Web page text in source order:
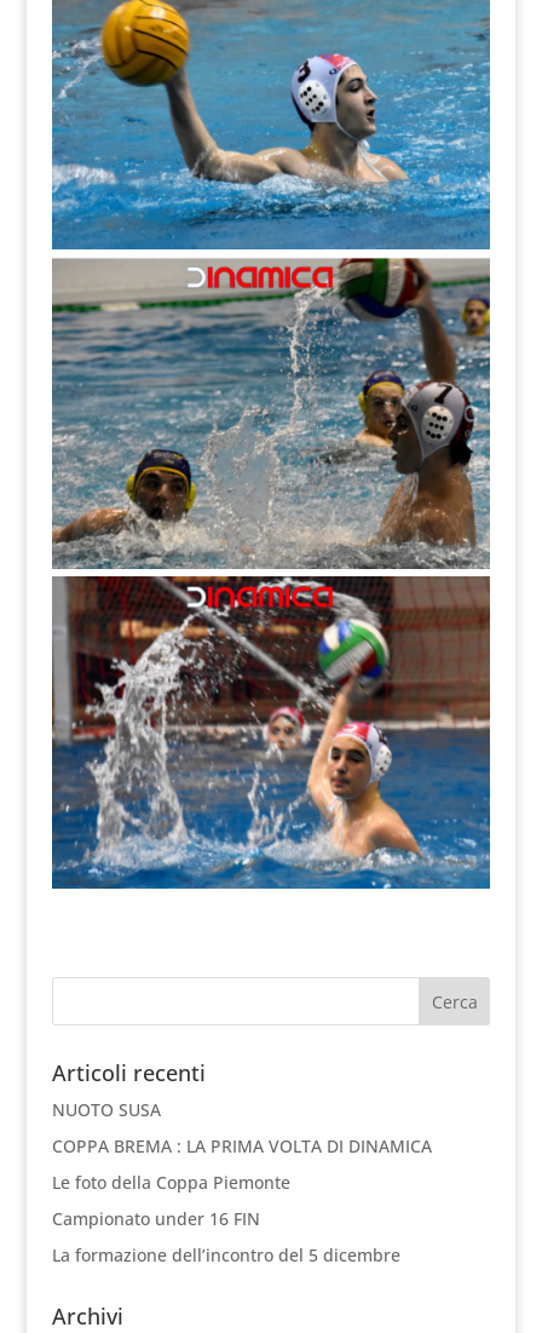
Articoli recenti
NUOTO SUSA
COPPA BREMA : LA PRIMA VOLTA DI DINAMICA
Le foto della Coppa Piemonte
Campionato under 16 FIN
La formazione dell’incontro del 5 dicembre
Archivi